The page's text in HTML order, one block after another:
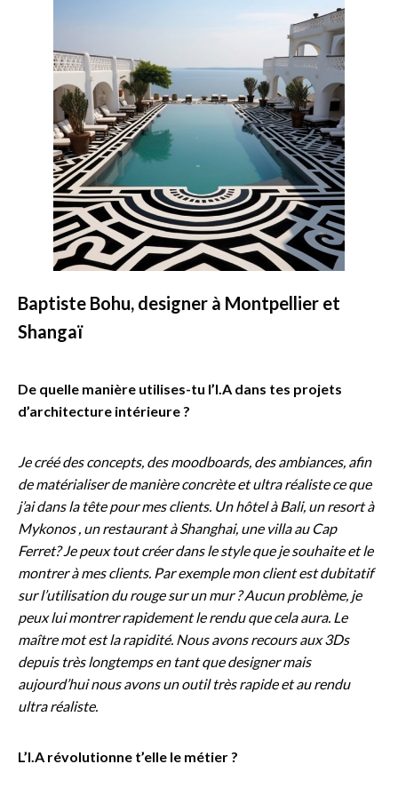
Baptiste Bohu, designer à Montpellier et
Shangaï
De quelle manière utilises-tu l’I.A dans tes projets
d’architecture intérieure ?
Je créé des concepts, des moodboards, des ambiances, afin
de matérialiser de manière concrète et ultra réaliste ce que
j’ai dans la tête pour mes clients. Un hôtel à Bali, un resort à
Mykonos , un restaurant à Shanghai, une villa au Cap
Ferret? Je peux tout créer dans le style que je souhaite et le
montrer à mes clients. Par exemple mon client est dubitatif
sur l’utilisation du rouge sur un mur ? Aucun problème, je
peux lui montrer rapidement le rendu que cela aura. Le
maître mot est la rapidité. Nous avons recours aux 3Ds
depuis très longtemps en tant que designer mais
aujourd’hui nous avons un outil très rapide et au rendu
ultra réaliste.
L’I.A révolutionne t’elle le métier ?